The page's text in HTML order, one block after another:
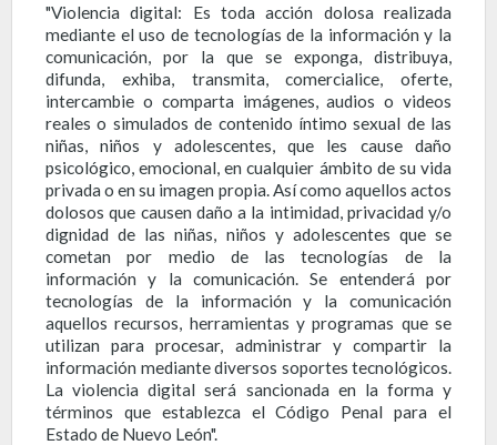
"Violencia digital: Es toda acción dolosa realizada
mediante el uso de tecnologías de la información y la
comunicación, por la que se exponga, distribuya,
difunda, exhiba, transmita, comercialice, oferte,
intercambie o comparta imágenes, audios o videos
reales o simulados de contenido íntimo sexual de las
niñas, niños y adolescentes, que les cause daño
psicológico, emocional, en cualquier ámbito de su vida
privada o en su imagen propia. Así como aquellos actos
dolosos que causen daño a la intimidad, privacidad y/o
dignidad de las niñas, niños y adolescentes que se
cometan por medio de las tecnologías de la
información y la comunicación. Se entenderá por
tecnologías de la información y la comunicación
aquellos recursos, herramientas y programas que se
utilizan para procesar, administrar y compartir la
información mediante diversos soportes tecnológicos.
La violencia digital será sancionada en la forma y
términos que establezca el Código Penal para el
Estado de Nuevo León".